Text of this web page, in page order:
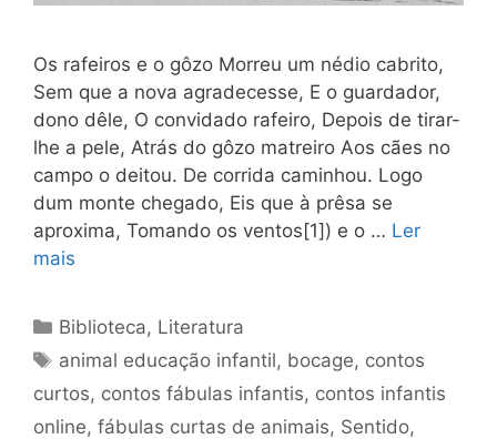
Os rafeiros e o gôzo Morreu um nédio cabrito,
Sem que a nova agradecesse, E o guardador,
dono dêle, O convidado rafeiro, Depois de tirar-
lhe a pele, Atrás do gôzo matreiro Aos cães no
campo o deitou. De corrida caminhou. Logo
dum monte chegado, Eis que à prêsa se
aproxima, Tomando os ventos[1]) e o … Ler
mais
Categorias
Biblioteca, Literatura
Tags
animal educação infantil, bocage, contos
curtos, contos fábulas infantis, contos infantis
online, fábulas curtas de animais, Sentido,